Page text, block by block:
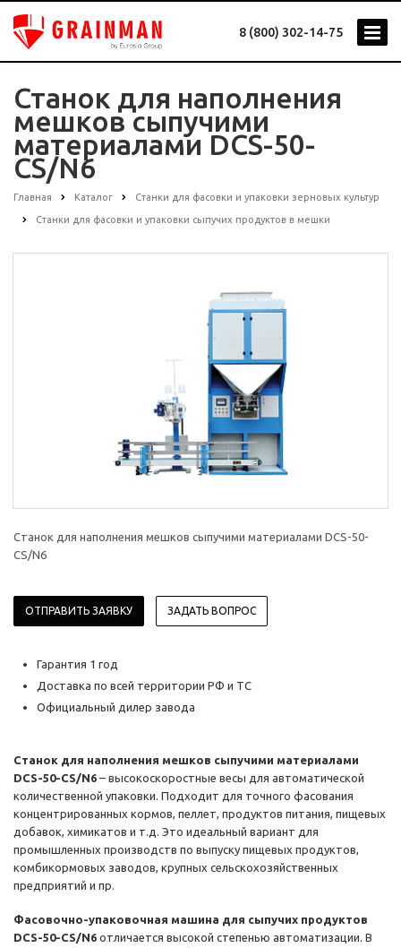
8 (800) 302-14-75
Станок для наполнения
мешков сыпучими
материалами DCS-50-
CS/N6
Главная Каталог Станки для фасовки и упаковки зерновых культур
Станки для фасовки и упаковки сыпучих продуктов в мешки
Станок для наполнения мешков сыпучими материалами DCS-50-
CS/N6
ОТПРАВИТЬ ЗАЯВКУ ЗАДАТЬ ВОПРОС
Гарантия 1 год
Доставка по всей территории РФ и ТС
Официальный дилер завода
Станок для наполнения мешков сыпучими материалами
DCS-50-CS/N6 – высокоскоростные весы для автоматической
количественной упаковки. Подходит для точного фасования
концентрированных кормов, пеллет, продуктов питания, пищевых
добавок, химикатов и т.д. Это идеальный вариант для
промышленных производств по выпуску пищевых продуктов,
комбикормовых заводов, крупных сельскохозяйственных
предприятий и пр.
Фасовочно-упаковочная машина для сыпучих продуктов
DCS-50-CS/N6 отличается высокой степенью автоматизации. В